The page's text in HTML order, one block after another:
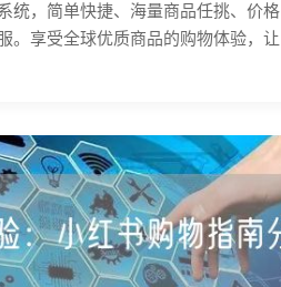
统，简单快捷、海量商品任挑、价格
。享受全球优质商品的购物体验，让